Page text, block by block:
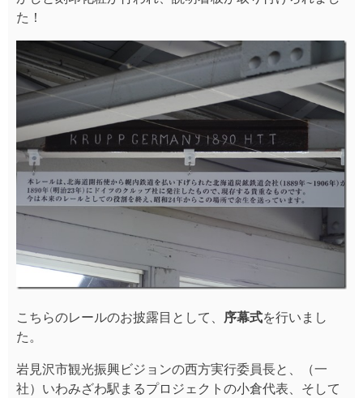
こちらのレールのお披露目として、序幕式を行いまし
た。
岩見沢市観光振興ビジョンの西方実行委員長と、（一
社）いわみざわ駅まるプロジェクトの小倉代表、そして
多大なるご尽力をいただいた野田駅長様にご臨席いただ
きました。誠にありがとうございます。